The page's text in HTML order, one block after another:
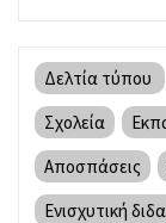
Δελτία τύπου
Σχολεία
Αποσπάσεις
Ενισχυτική